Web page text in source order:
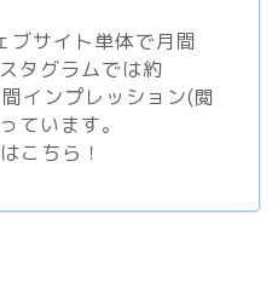
ブサイト単体で月間
タグラムでは約
インプレッション(閲
ています。
こちら！